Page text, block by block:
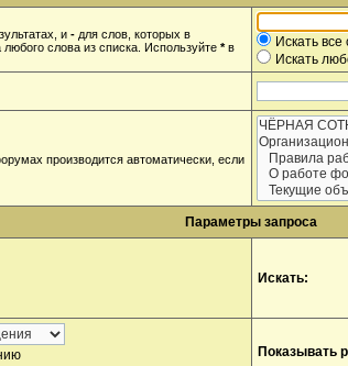
и - для слов, которых в
любого слова из списка. Используйте *в
Искать все
Искать
производится автоматически, если
Параметры запроса
Искать:
Показывать